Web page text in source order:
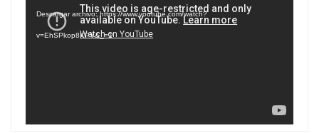
vídeo
Descargar archivo: https://www.youtube.com/watch?
v=EhSPkop8KPY&_=1